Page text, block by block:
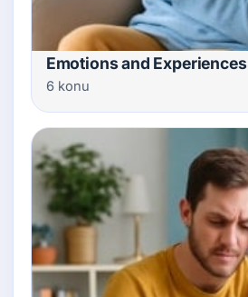
Emotions and Experiences
6 konu